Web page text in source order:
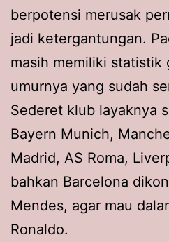
berpotensi merusak
jadi ketergantungan.
masih memiliki statistik
umurnya yang sudah
Sederet klub layaknya
Bayern Munich,
Madrid, AS Roma,
bahkan Barcelona
Mendes, agar mau
Ronaldo.